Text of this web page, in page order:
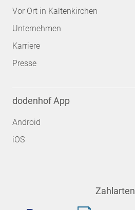
Vor Ort in Kaltenkirchen
Unternehmen
Karriere
Presse
dodenhof App
Android
iOS
Zahlarten